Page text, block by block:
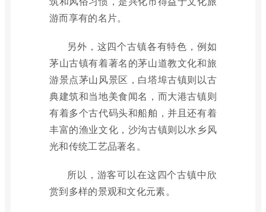
游而享有的名片。
另外，这四个古镇各有特色，例如
茅山古镇有着著名的茅山道教文化和旅
游景点茅山风景区，白塔埠古镇则以古
典建筑和当地美食闻名，而大港古镇则
有着多个古代码头和船舶，并且还有着
丰富的渔业文化，沙沟古镇则以水乡风
光和传统工艺品著名。
所以，游客可以在这四个古镇中欣
赏到多样的景观和文化元素。